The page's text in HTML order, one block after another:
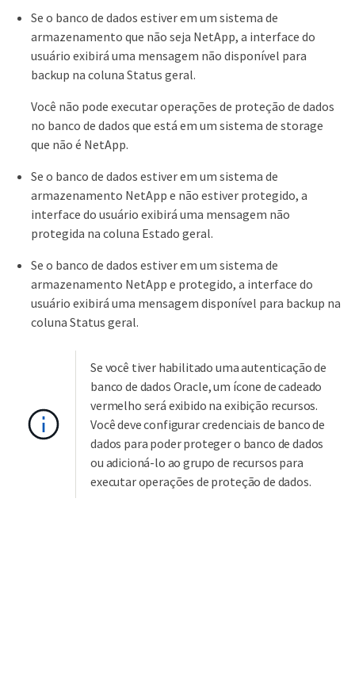
Se o banco de dados estiver em um sistema de
armazenamento que não seja NetApp, a interface do
usuário exibirá uma mensagem não disponível para
backup na coluna Status geral.
Você não pode executar operações de proteção de dados
no banco de dados que está em um sistema de storage
que não é NetApp.
Se o banco de dados estiver em um sistema de
armazenamento NetApp e não estiver protegido, a
interface do usuário exibirá uma mensagem não
protegida na coluna Estado geral.
Se o banco de dados estiver em um sistema de
armazenamento NetApp e protegido, a interface do
usuário exibirá uma mensagem disponível para backup na
coluna Status geral.
Se você tiver habilitado uma autenticação de
banco de dados Oracle, um ícone de cadeado
vermelho será exibido na exibição recursos.
Você deve configurar credenciais de banco de
dados para poder proteger o banco de dados
ou adicioná-lo ao grupo de recursos para
executar operações de proteção de dados.